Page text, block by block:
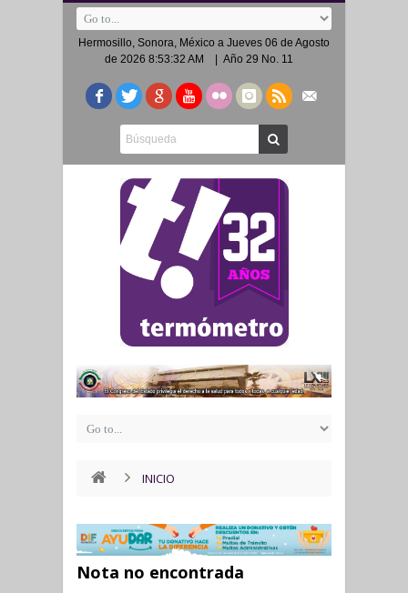
Hermosillo, Sonora, México a Jueves 06 de Agosto
de 2026 8:53:32 AM
| Año 29 No. 11
INICIO
Nota no encontrada